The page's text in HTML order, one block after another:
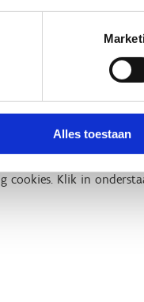
Alles toestaan
cookies. Klik in